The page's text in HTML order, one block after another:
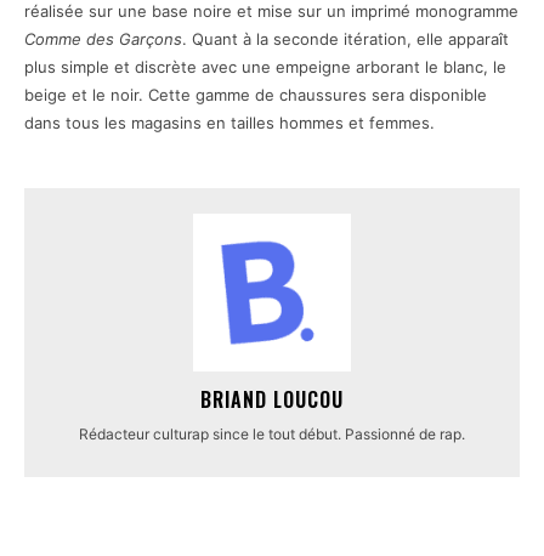
réalisée sur une base noire et mise sur un imprimé monogramme
Comme des Garçons. Quant à la seconde itération, elle apparaît
plus simple et discrète avec une empeigne arborant le blanc, le
beige et le noir. Cette gamme de chaussures sera disponible
dans tous les magasins en tailles hommes et femmes.
BRIAND LOUCOU
Rédacteur culturap since le tout début. Passionné de rap.